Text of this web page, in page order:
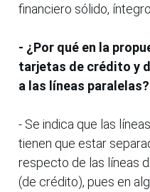
financiero sólido,
- ¿Por qué en la
tarjetas de crédito y
a las líneas paralelas?
- Se indica que las
tienen que estar
respecto de las líneas
(de crédito), pues en